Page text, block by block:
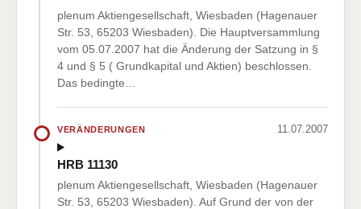
plenum Aktiengesellschaft, Wiesbaden (Hagenauer
Str. 53, 65203 Wiesbaden). Die Hauptversammlung
vom 05.07.2007 hat die Änderung der Satzung in §
4 und § 5 ( Grundkapital und Aktien) beschlossen.
Das bedingte…
VERÄNDERUNGEN 11.07.2007
HRB 11130
plenum Aktiengesellschaft, Wiesbaden (Hagenauer
Str. 53, 65203 Wiesbaden). Auf Grund der von der